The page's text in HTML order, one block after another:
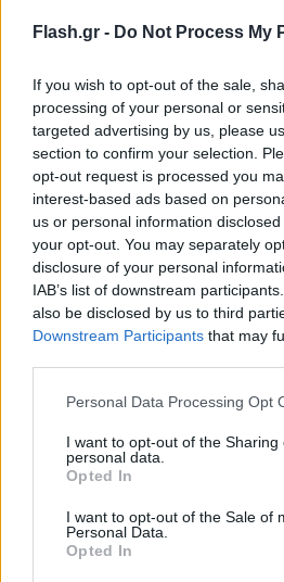
Flash.gr - Do Not Process My
If you wish to opt-out of the sale,
processing of your personal or
targeted advertising by us, please
section to confirm your selection.
opt-out request is processed you
interest-based ads based on
us or personal information
your opt-out. You may separately
disclosure of your personal
IAB’s list of downstream
also be disclosed by us to third
Downstream Participants that may
Please note that this website/app
not limited to your visit or usage
grant or deny consent to Google
use your data for below specified
consent section.
Personal Data Processing Opt
I want to opt-out of the Sharing
personal data.
Opted In
I want to opt-out of the Sale of
Personal Data.
Opted In